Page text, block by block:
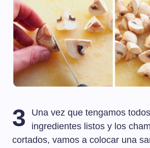
3
Una vez que tengamos
ingredientes listos y los
cortados, vamos a colocar una